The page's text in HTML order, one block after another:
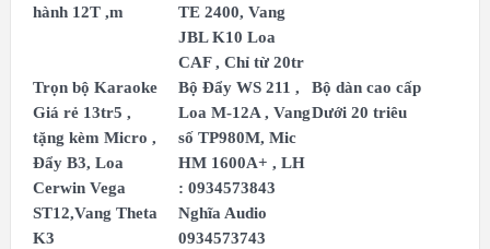
hành 12T ,m
TE 2400, Vang
JBL K10 Loa
CAF , Chỉ từ 20tr
Trọn bộ Karaoke
Giá rẻ 13tr5 ,
tặng kèm Micro ,
Đẩy B3, Loa
Cerwin Vega
ST12,Vang Theta
K3
Bộ Đẩy WS 211 ,
Loa M-12A , Vang
số TP980M, Mic
HM 1600A+ , LH
: 0934573843
Nghĩa Audio
0934573743
Bộ dàn cao cấp
Dưới 20 triêu